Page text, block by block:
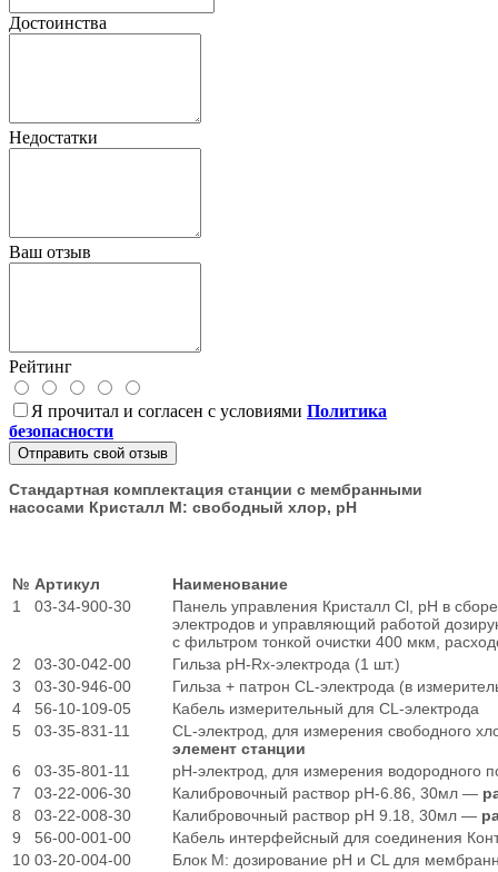
Достоинства
Недостатки
Ваш отзыв
Рейтинг
Я прочитал и согласен с условиями Политика
безопасности
Отправить свой отзыв
Стандартная комплектация станции с мембранными
насосами Кристалл М: свободный хлор, рН
№ Артикул
Наименование
1
03-34-900-30
Панель управления Кристалл Cl, pH в
электродов и управляющий работой
с фильтром тонкой очистки 400 мкм,
2
03-30-042-00
Гильза pH-Rx-электрода (1 шт.)
3
03-30-946-00
Гильза + патрон CL-электрода (в
4
56-10-109-05
Кабель измерительный для CL-электрода
5
03-35-831-11
CL-электрод, для измерения свободного
элемент станции
6
03-35-801-11
рН-электрод, для измерения водородного
7
03-22-006-30 Калибровочный раствор рН-6.86, 30мл —
8
03-22-008-30 Калибровочный раствор рН 9.18, 30мл —
9
56-00-001-00
Кабель интерфейсный для соединения
10 03-20-004-00
Блок М: дозирование рН и CL для